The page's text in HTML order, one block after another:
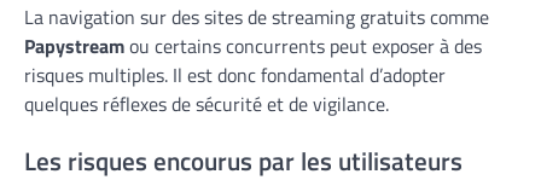
La navigation sur des sites de streaming gratuits comme
Papystreamou certains concurrents peut exposer à des
risques multiples. Il est donc fondamental d’adopter
quelques réflexes de sécurité et de vigilance.
Les risques encourus par les utilisateurs